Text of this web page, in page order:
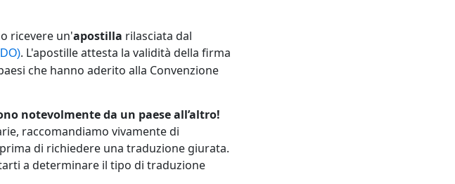
ricevere un'apostilla rilasciata dal
. L'apostille attesta la validità della firma
che hanno aderito alla Convenzione
notevolmente da un paese all’altro!
raccomandiamo vivamente di
di richiedere una traduzione giurata.
a determinare il tipo di traduzione